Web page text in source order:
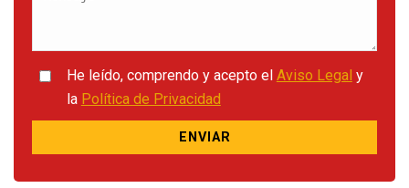
He leído, comprendo y acepto el Aviso Legal y
la Política de Privacidad